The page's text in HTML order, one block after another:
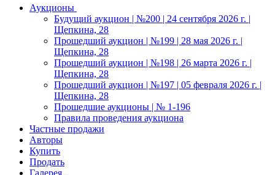
Аукционы
Будущий аукцион | №200 | 24 сентября 2026 г. |
Щепкина, 28
Прошедший аукцион | №199 | 28 мая 2026 г. |
Щепкина, 28
Прошедший аукцион | №198 | 26 марта 2026 г. |
Щепкина, 28
Прошедший аукцион | №197 | 05 февраля 2026 г. |
Щепкина, 28
Прошедшие аукционы | № 1-196
Правила проведения аукциона
Частные продажи
Авторы
Купить
Продать
Галерея